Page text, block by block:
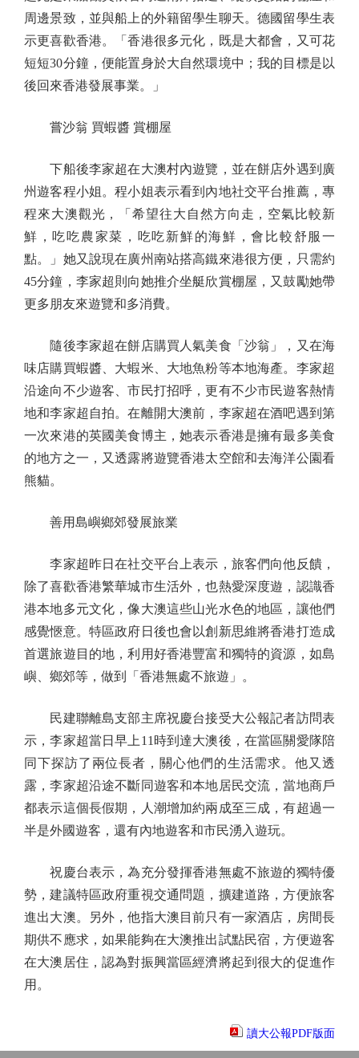
周邊景致，並與船上的外籍留學生聊天。德國留學生表
示更喜歡香港。「香港很多元化，既是大都會，又可花
短短30分鐘，便能置身於大自然環境中；我的目標是以
後回來香港發展事業。」
嘗沙翁 買蝦醬 賞棚屋
下船後李家超在大澳村內遊覽，並在餅店外遇到廣
州遊客程小姐。程小姐表示看到內地社交平台推薦，專
程來大澳觀光，「希望往大自然方向走，空氣比較新
鮮，吃吃農家菜，吃吃新鮮的海鮮，會比較舒服一
點。」她又說現在廣州南站搭高鐵來港很方便，只需約
45分鐘，李家超則向她推介坐艇欣賞棚屋，又鼓勵她帶
更多朋友來遊覽和多消費。
隨後李家超在餅店購買人氣美食「沙翁」，又在海
味店購買蝦醬、大蝦米、大地魚粉等本地海產。李家超
沿途向不少遊客、市民打招呼，更有不少市民遊客熱情
地和李家超自拍。在離開大澳前，李家超在酒吧遇到第
一次來港的英國美食博主，她表示香港是擁有最多美食
的地方之一，又透露將遊覽香港太空館和去海洋公園看
熊貓。
善用島嶼鄉郊發展旅業
李家超昨日在社交平台上表示，旅客們向他反饋，
除了喜歡香港繁華城市生活外，也熱愛深度遊，認識香
港本地多元文化，像大澳這些山光水色的地區，讓他們
感覺愜意。特區政府日後也會以創新思維將香港打造成
首選旅遊目的地，利用好香港豐富和獨特的資源，如島
嶼、鄉郊等，做到「香港無處不旅遊」。
民建聯離島支部主席祝慶台接受大公報記者訪問表
示，李家超當日早上11時到達大澳後，在當區關愛隊陪
同下探訪了兩位長者，關心他們的生活需求。他又透
露，李家超沿途不斷同遊客和本地居民交流，當地商戶
都表示這個長假期，人潮增加約兩成至三成，有超過一
半是外國遊客，還有內地遊客和市民湧入遊玩。
祝慶台表示，為充分發揮香港無處不旅遊的獨特優
勢，建議特區政府重視交通問題，擴建道路，方便旅客
進出大澳。另外，他指大澳目前只有一家酒店，房間長
期供不應求，如果能夠在大澳推出試點民宿，方便遊客
在大澳居住，認為對振興當區經濟將起到很大的促進作
用。
讀大公報PDF版面